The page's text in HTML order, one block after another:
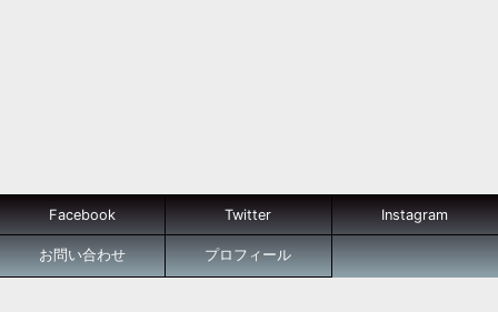
Facebook Twitter Instagram
お問い合わせ プロフィール